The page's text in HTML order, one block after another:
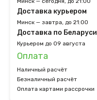
Доставка курьером
Минск — завтра, до 21:00
Доставка по Беларуси
Курьером до 09 августа
Оплата
Наличный расчёт
Безналичный расчёт
Оплата картами рассрочки